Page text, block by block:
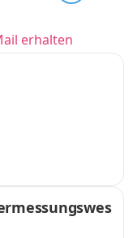
erhalten